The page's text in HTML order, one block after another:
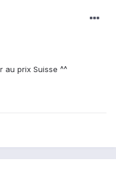
au prix Suisse ^^